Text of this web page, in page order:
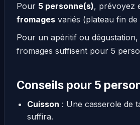
Pour 5 personne(s), prévoyez
fromages variés (plateau fin de
Pour un apéritif ou dégustation,
fromages suffisent pour 5
Conseils pour 5
Cuisson : Une casserole de
suffira.